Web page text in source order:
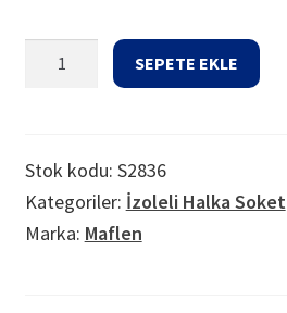
Pabuç
M12
Sarı
SEPETE EKLE
Stok kodu: S2836
Kategoriler: İzoleli Halka Soket
Marka: Maflen